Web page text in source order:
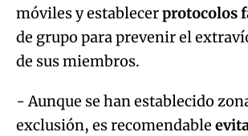
móviles y establecerprotocolos
de grupo para prevenir el
de sus miembros.
- Aunque se han establecido
exclusión, es recomendable